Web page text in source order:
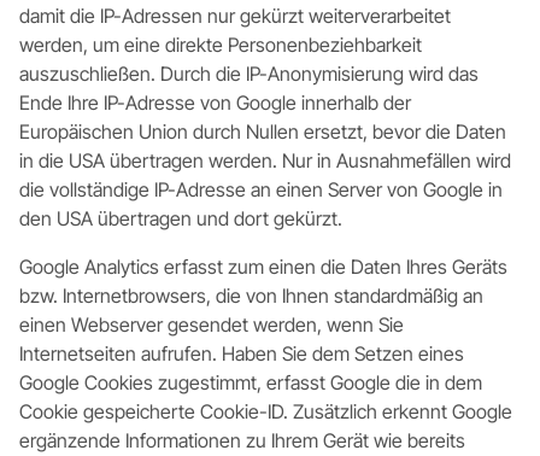
damit die IP-Adressen nur gekürzt weiterverarbeitet
werden, um eine direkte Personenbeziehbarkeit
auszuschließen. Durch die IP-Anonymisierung wird das
Ende Ihre IP-Adresse von Google innerhalb der
Europäischen Union durch Nullen ersetzt, bevor die Daten
in die USA übertragen werden. Nur in Ausnahmefällen wird
die vollständige IP-Adresse an einen Server von Google in
den USA übertragen und dort gekürzt.
Google Analytics erfasst zum einen die Daten Ihres Geräts
bzw. Internetbrowsers, die von Ihnen standardmäßig an
einen Webserver gesendet werden, wenn Sie
Internetseiten aufrufen. Haben Sie dem Setzen eines
Google Cookies zugestimmt, erfasst Google die in dem
Cookie gespeicherte Cookie-ID. Zusätzlich erkennt Google
ergänzende Informationen zu Ihrem Gerät wie bereits